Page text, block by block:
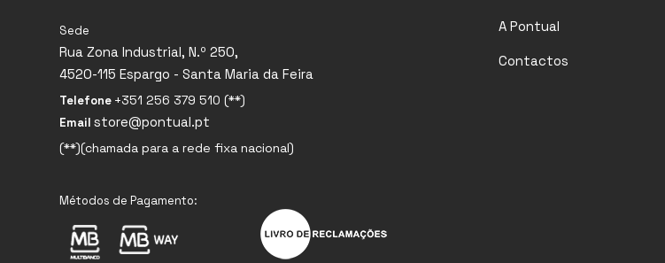
Sede
Rua Zona Industrial, N.º 250,
4520-115 Espargo - Santa Maria da Feira
Telefone +351 256 379 510 (**)
Email store@pontual.pt
(**)(chamada para a rede fixa nacional)
Métodos de Pagamento:
A Pontual
Contactos